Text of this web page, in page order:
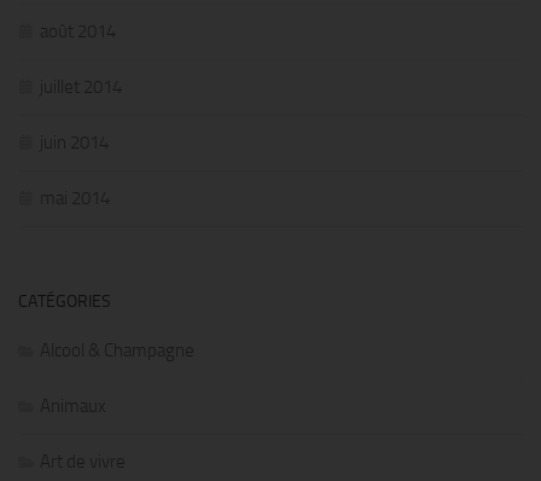
août 2014
juillet 2014
juin 2014
mai 2014
CATÉGORIES
Alcool & Champagne
Animaux
Art de vivre